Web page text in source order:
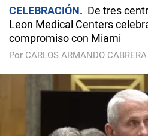
CELEBRACIÓN
De tres
Leon Medical Centers
compromiso con Miami
Por CARLOS ARMANDO CABRERA